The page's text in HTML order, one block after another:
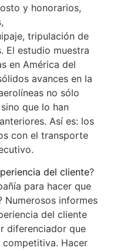
y honorarios,
tripulación de
El estudio muestra
en América del
avances en la
no sólo
que lo han
Así es: los
con el transporte
del cliente?
para hacer que
Numerosos informes
del cliente
diferenciador que
competitiva. Hacer